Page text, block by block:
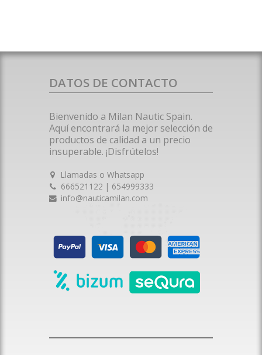
DATOS DE CONTACTO
Bienvenido a Milan Nautic Spain.
Aquí encontrará la mejor selección de
productos de calidad a un precio
insuperable. ¡Disfrútelos!
Llamadas o Whatsapp
666521122 | 654999333
info@nauticamilan.com